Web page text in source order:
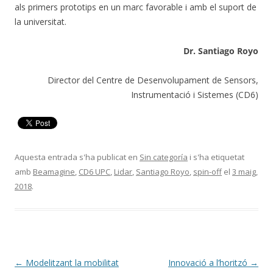
als primers prototips en un marc favorable i amb el suport de
la universitat.
Dr. Santiago Royo
Director del Centre de Desenvolupament de Sensors,
Instrumentació i Sistemes (CD6)
Aquesta entrada s'ha publicat en Sin categoría i s'ha etiquetat
amb Beamagine CD6 UPC Lidar Santiago Royo spin-offel 3 maig,
2018.
Navegació
← Modelitzant la mobilitat Innovació a l’horitzó →